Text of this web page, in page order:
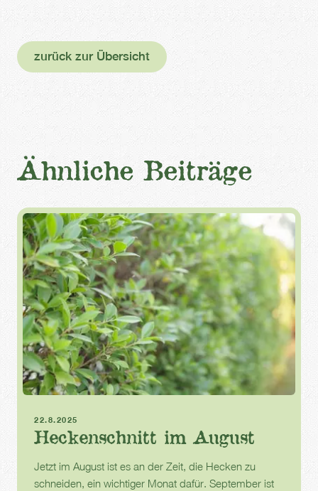
zurück zur Übersicht
Ähnliche Beiträge
22.8.2025
Heckenschnitt im August
Jetzt im August ist es an der Zeit, die Hecken zu
schneiden, ein wichtiger Monat dafür. September ist